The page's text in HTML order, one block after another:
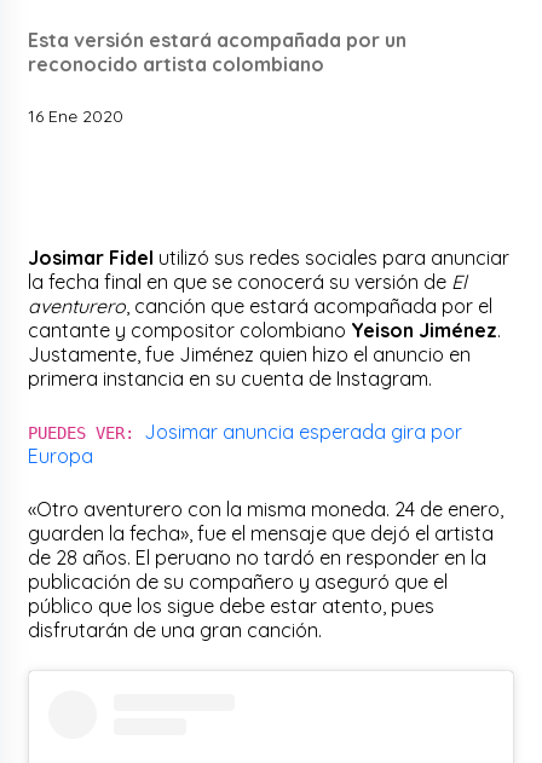
Esta versión estará acompañada por un
reconocido artista colombiano
16 Ene 2020
Josimar Fidel utilizó sus redes sociales para anunciar
la fecha final en que se conocerá su versión de El
aventurero , canción que estará acompañada por el
cantante y compositor colombiano Yeison Jiménez.
Justamente, fue Jiménez quien hizo el anuncio en
primera instancia en su cuenta de Instagram.
PUEDES VER: Josimar anuncia esperada gira por
Europa
«Otro aventurero con la misma moneda. 24 de enero,
guarden la fecha», fue el mensaje que dejó el artista
de 28 años. El peruano no tardó en responder en la
publicación de su compañero y aseguró que el
público que los sigue debe estar atento, pues
disfrutarán de una gran canción.